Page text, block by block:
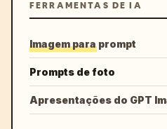
FERRAMENTAS DE IA
Imagem para prompt
Prompts de foto
Apresentações do GPT